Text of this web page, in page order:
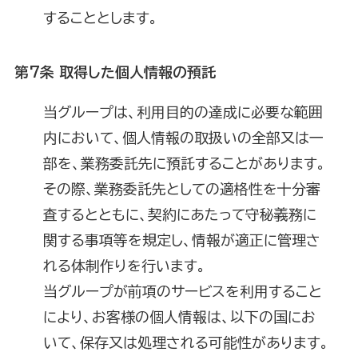
することとします。
第7条 取得した個人情報の預託
当グループは、利用目的の達成に必要な範囲
内において、個人情報の取扱いの全部又は一
部を、業務委託先に預託することがあります。
その際、業務委託先としての適格性を十分審
査するとともに、契約にあたって守秘義務に
関する事項等を規定し、情報が適正に管理さ
れる体制作りを行います。
当グループが前項のサービスを利用すること
により、お客様の個人情報は、以下の国にお
いて、保存又は処理される可能性があります。